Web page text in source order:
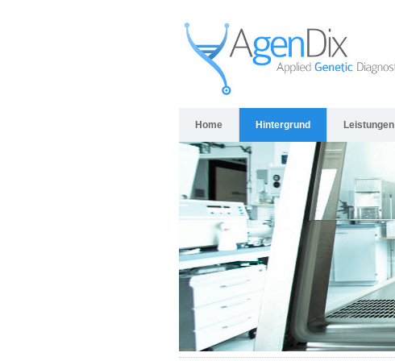
Home Hintergrund Leistungen